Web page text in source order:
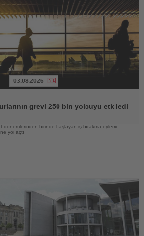
03.08.2026
grevi 250 bin yolcuyu etkiledi
dönemlerinden birinde başlayan iş bırakma eylemi
yol açtı